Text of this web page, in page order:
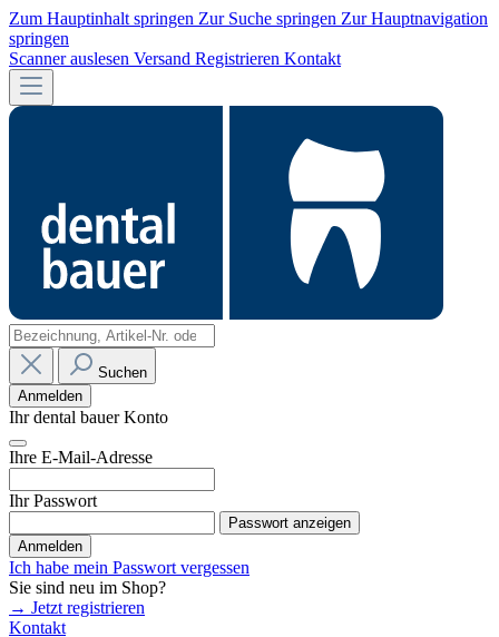
Zum Hauptinhalt springen Zur Suche springen Zur Hauptnavigation
springen
Scanner auslesen Versand Registrieren Kontakt
Suchen
Anmelden
Ihr dental bauer Konto
Ihre E-Mail-Adresse
Ihr Passwort
Passwort anzeigen
Anmelden
Ich habe mein Passwort vergessen
Sie sind neu im Shop?
→ Jetzt registrieren
Kontakt